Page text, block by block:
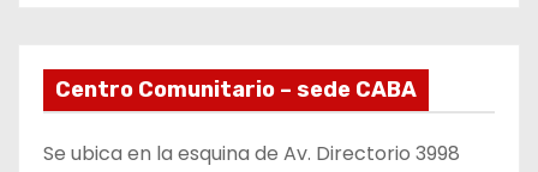
Centro Comunitario – sede CABA
Se ubica en la esquina de Av. Directorio 3998